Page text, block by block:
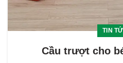
TIN
Cầu trượt cho